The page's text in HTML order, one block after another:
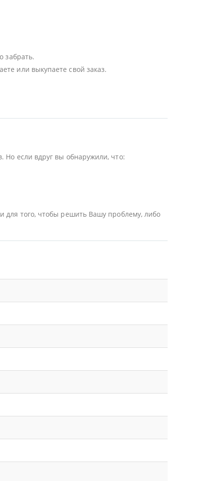
забрать.
или выкупаете свой заказ.
Но если вдруг вы обнаружили, что:
для того, чтобы решить Вашу проблему, либо